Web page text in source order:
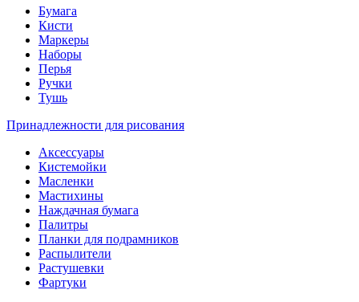
Бумага
Кисти
Маркеры
Наборы
Перья
Ручки
Тушь
Принадлежности для рисования
Аксессуары
Кистемойки
Масленки
Мастихины
Наждачная бумага
Палитры
Планки для подрамников
Распылители
Растушевки
Фартуки